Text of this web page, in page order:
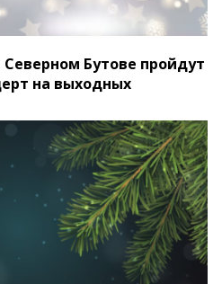
Бутове пройдут
на выходных